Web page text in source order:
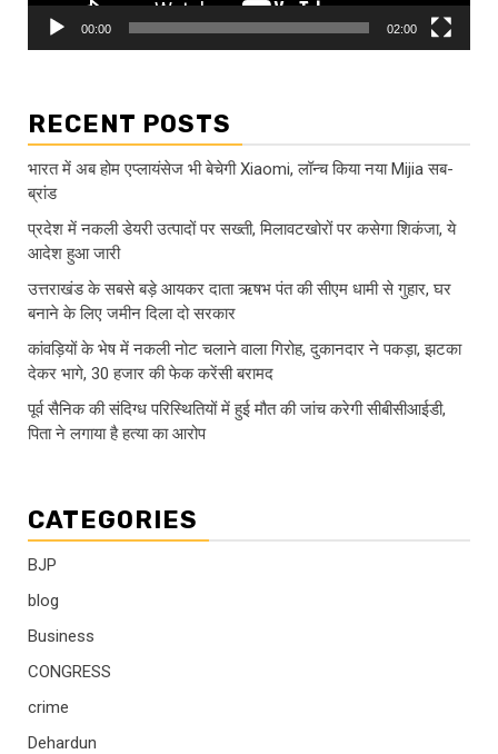
00:00 02:00
RECENT POSTS
भारत में अब होम एप्लायंसेज भी बेचेगी Xiaomi, लॉन्च किया नया Mijia सब-
ब्रांड
प्रदेश में नकली डेयरी उत्पादों पर सख्ती, मिलावटखोरों पर कसेगा शिकंजा, ये
आदेश हुआ जारी
उत्तराखंड के सबसे बड़े आयकर दाता ऋषभ पंत की सीएम धामी से गुहार, घर
बनाने के लिए जमीन दिला दो सरकार
कांवड़ियों के भेष में नकली नोट चलाने वाला गिरोह, दुकानदार ने पकड़ा, झटका
देकर भागे, 30 हजार की फेक करेंसी बरामद
पूर्व सैनिक की संदिग्ध परिस्थितियों में हुई मौत की जांच करेगी सीबीसीआईडी,
पिता ने लगाया है हत्या का आरोप
CATEGORIES
BJP
blog
Business
CONGRESS
crime
Dehardun